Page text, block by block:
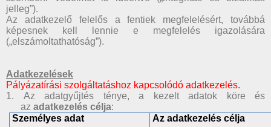
jelleg”).
Az adatkezelő felelős a fentiek megfelelésért, továbbá
képesnek kell lennie e megfelelés igazolására
(„elszámoltathatóság”).
Adatkezelések
Pályázatírási szolgáltatáshoz kapcsolódó adatkezelés.
1. Az adatgyűjtés ténye, a kezelt adatok köre és
az adatkezelés célja:
Személyes adat
Az adatkezelés célja